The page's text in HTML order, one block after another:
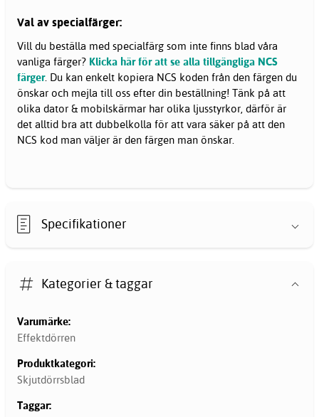
Val av specialfärger:
Vill du beställa med specialfärg som inte finns blad våra
vanliga färger? Klicka här för att se alla tillgängliga NCS
färger. Du kan enkelt kopiera NCS koden från den färgen du
önskar och mejla till oss efter din beställning! Tänk på att
olika dator & mobilskärmar har olika ljusstyrkor, därför är
det alltid bra att dubbelkolla för att vara säker på att den
NCS kod man väljer är den färgen man önskar.
Specifikationer
Kategorier & taggar
Varumärke:
Effektdörren
Produktkategori:
Skjutdörrsblad
Taggar: